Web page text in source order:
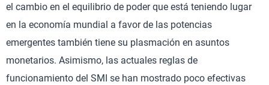
el cambio en el equilibrio de poder que está teniendo lugar
en la economía mundial a favor de las potencias
emergentes también tiene su plasmación en asuntos
monetarios. Asimismo, las actuales reglas de
funcionamiento del SMI se han mostrado poco efectivas